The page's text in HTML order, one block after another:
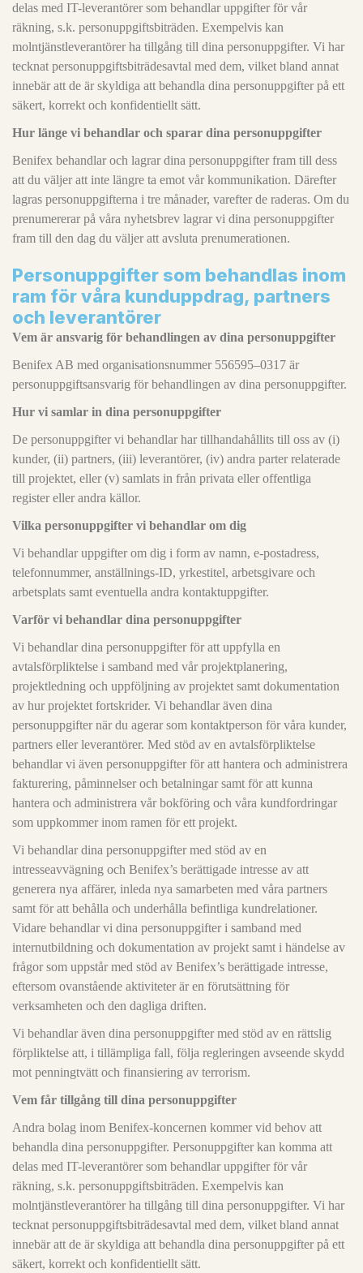
delas med IT-leverantörer som behandlar uppgifter för vår
räkning, s.k. personuppgiftsbiträden. Exempelvis kan
molntjänstleverantörer ha tillgång till dina personuppgifter. Vi har
tecknat personuppgiftsbiträdesavtal med dem, vilket bland annat
innebär att de är skyldiga att behandla dina personuppgifter på ett
säkert, korrekt och konfidentiellt sätt.
Hur länge vi behandlar och sparar dina personuppgifter
Benifex behandlar och lagrar dina personuppgifter fram till dess
att du väljer att inte längre ta emot vår kommunikation. Därefter
lagras personuppgifterna i tre månader, varefter de raderas. Om du
prenumererar på våra nyhetsbrev lagrar vi dina personuppgifter
fram till den dag du väljer att avsluta prenumerationen.
Personuppgifter som behandlas inom
ram för våra kunduppdrag, partners
och leverantörer
Vem är ansvarig för behandlingen av dina personuppgifter
Benifex AB med organisationsnummer 556595–0317 är
personuppgiftsansvarig för behandlingen av dina personuppgifter.
Hur vi samlar in dina personuppgifter
De personuppgifter vi behandlar har tillhandahållits till oss av (i)
kunder, (ii) partners, (iii) leverantörer, (iv) andra parter relaterade
till projektet, eller (v) samlats in från privata eller offentliga
register eller andra källor.
Vilka personuppgifter vi behandlar om dig
Vi behandlar uppgifter om dig i form av namn, e-postadress,
telefonnummer, anställnings-ID, yrkestitel, arbetsgivare och
arbetsplats samt eventuella andra kontaktuppgifter.
Varför vi behandlar dina personuppgifter
Vi behandlar dina personuppgifter för att uppfylla en
avtalsförpliktelse i samband med vår projektplanering,
projektledning och uppföljning av projektet samt dokumentation
av hur projektet fortskrider. Vi behandlar även dina
personuppgifter när du agerar som kontaktperson för våra kunder,
partners eller leverantörer. Med stöd av en avtalsförpliktelse
behandlar vi även personuppgifter för att hantera och administrera
fakturering, påminnelser och betalningar samt för att kunna
hantera och administrera vår bokföring och våra kundfordringar
som uppkommer inom ramen för ett projekt.
Vi behandlar dina personuppgifter med stöd av en
intresseavvägning och Benifex’s berättigade intresse av att
generera nya affärer, inleda nya samarbeten med våra partners
samt för att behålla och underhålla befintliga kundrelationer.
Vidare behandlar vi dina personuppgifter i samband med
internutbildning och dokumentation av projekt samt i händelse av
frågor som uppstår med stöd av Benifex’s berättigade intresse,
eftersom ovanstående aktiviteter är en förutsättning för
verksamheten och den dagliga driften.
Vi behandlar även dina personuppgifter med stöd av en rättslig
förpliktelse att, i tillämpliga fall, följa regleringen avseende skydd
mot penningtvätt och finansiering av terrorism.
Vem får tillgång till dina personuppgifter
Andra bolag inom Benifex-koncernen kommer vid behov att
behandla dina personuppgifter. Personuppgifter kan komma att
delas med IT-leverantörer som behandlar uppgifter för vår
räkning, s.k. personuppgiftsbiträden. Exempelvis kan
molntjänstleverantörer ha tillgång till dina personuppgifter. Vi har
tecknat personuppgiftsbiträdesavtal med dem, vilket bland annat
innebär att de är skyldiga att behandla dina personuppgifter på ett
säkert, korrekt och konfidentiellt sätt.